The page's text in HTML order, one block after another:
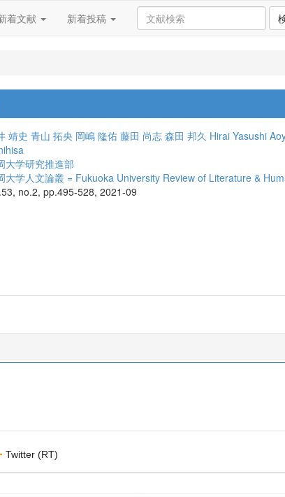
着文献 新着投稿
靖史 青山 拓央 岡嶋 隆佑 藤田 尚志 森田 邦久 Hirai Yasushi
大学研究推進部
大学人文論叢 = Fukuoka University Review of Literature &
no.2, pp.495-528, 2021-09
Twitter (RT)